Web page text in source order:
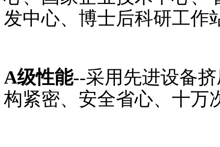
发中心、博士后科研工作
A级性能--采用先进设备
构紧密、安全省心、十万